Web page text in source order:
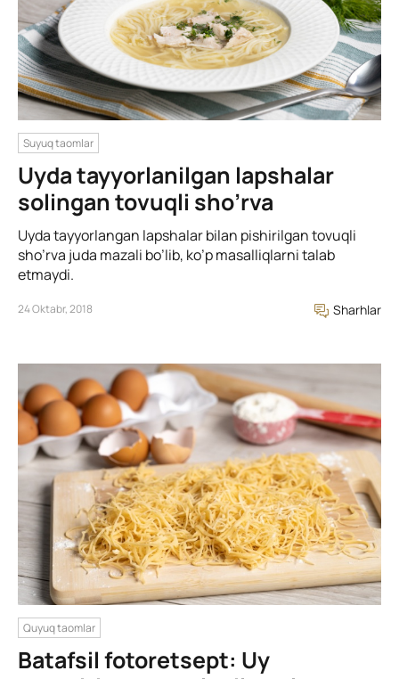
Suyuq taomlar
Uyda tayyorlanilgan lapshalar
solingan tovuqli sho’rva
Uyda tayyorlangan lapshalar bilan pishirilgan tovuqli
sho’rva juda mazali bo’lib, ko’p masalliqlarni talab
etmaydi.
24 Oktabr, 2018 Sharhlar
Quyuq taomlar
Batafsil fotoretsept: Uy